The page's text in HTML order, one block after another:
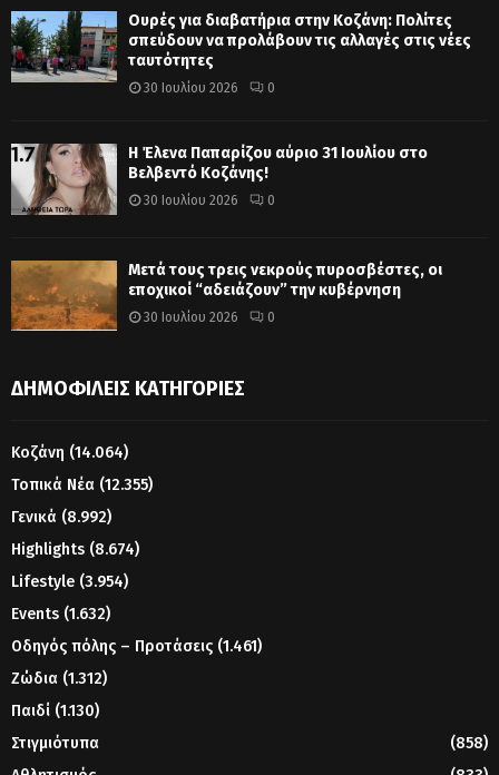
Ουρές για διαβατήρια στην Κοζάνη: Πολίτες
σπεύδουν να προλάβουν τις αλλαγές στις νέες
ταυτότητες
30 Ιουλίου 2026 0
Η Έλενα Παπαρίζου αύριο 31 Ιουλίου στο
Βελβεντό Κοζάνης!
30 Ιουλίου 2026 0
Μετά τους τρεις νεκρούς πυροσβέστες, οι
εποχικοί “αδειάζουν” την κυβέρνηση
30 Ιουλίου 2026 0
ΔΗΜΟΦΙΛΕΊΣ ΚΑΤΗΓΟΡΊΕΣ
Κοζάνη (14.064)
Τοπικά Νέα (12.355)
Γενικά (8.992)
Highlights (8.674)
Lifestyle (3.954)
Events (1.632)
Οδηγός πόλης – Προτάσεις (1.461)
Ζώδια (1.312)
Παιδί (1.130)
Στιγμιότυπα
(858)